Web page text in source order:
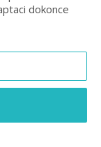
dokonce